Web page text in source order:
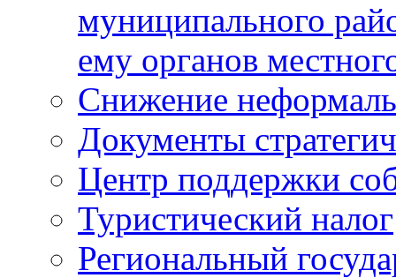
муниципального
ему органов
Снижение
Документы
Центр поддержки
Туристический налог
Региональный